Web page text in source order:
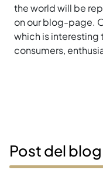
the world will be
on our blog-page.
which is interesting
consumers,
Post del